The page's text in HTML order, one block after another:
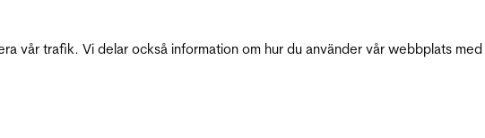
vår trafik. Vi delar också information om hur du använder vår webbplats med